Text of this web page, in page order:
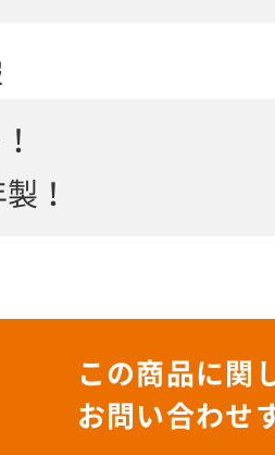
！
この商品に関
お問い合わせ